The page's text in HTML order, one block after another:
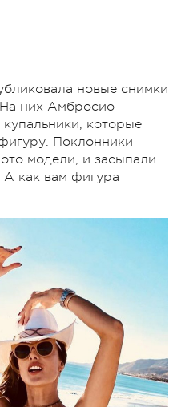
новые снимки
них Амбросио
которые
Поклонники
модели, и засыпали
как вам фигура